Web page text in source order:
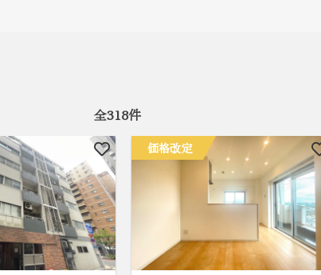
全318件
価格改定